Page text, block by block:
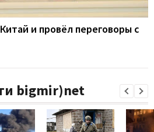
и провёл переговоры с
bigmir)net